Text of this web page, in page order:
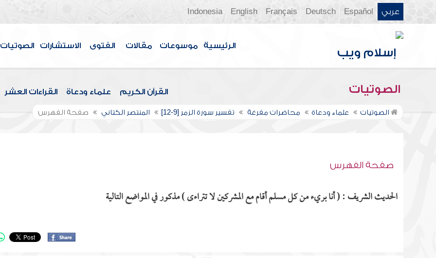
عربي Español
Deutsch
Français
English
Indonesia
الرئيسية موسوعات مقالات الفتوى الاستشارات الصوتيات
الصوتيات القرآن الكريم علماء ودعاة القراءات العشر
الصوتيات علماء ودعاة محاضرات مفرغة تفسير سورة الزمر [9-12] المنتصر الكتاني صفحة الفهرس
صفحة الفهرس
الحديث الشريف : ( أنا بريء من كل مسلم أقام مع المشركين لا تتراءى ) مذكور في المواضع التالية